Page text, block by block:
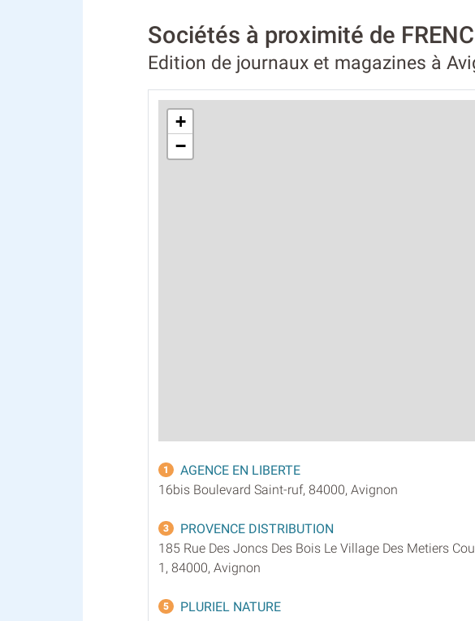
Sociétés à proximité de
Edition de journaux et magazines à
+
−
1
AGENCE EN LIBERTE
16bis Boulevard Saint-ruf, 84000, Avignon
3
PROVENCE DISTRIBUTION
185 Rue Des Joncs Des Bois Le Village Des Metiers
1, 84000, Avignon
5
PLURIEL NATURE